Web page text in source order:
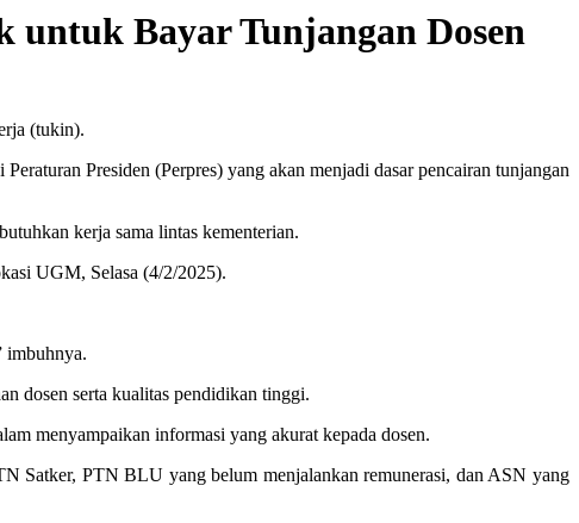
untuk Bayar Tunjangan Dosen
(tukin).
Presiden (Perpres) yang akan menjadi dasar pencairan tunjangan
kerja sama lintas kementerian.
UGM, Selasa (4/2/2025).
imbuhnya.
dosen serta kualitas pendidikan tinggi.
menyampaikan informasi yang akurat kepada dosen.
Satker, PTN BLU yang belum menjalankan remunerasi, dan ASN yang